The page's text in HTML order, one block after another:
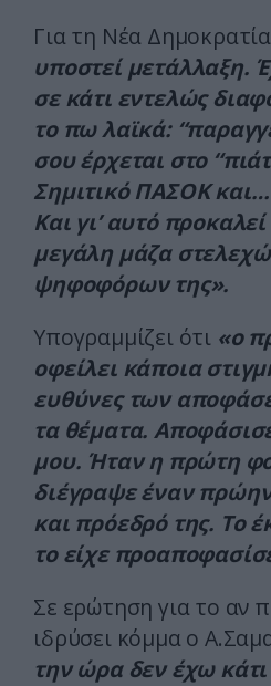
Για τη Νέα Δημοκρατία
υποστεί μετάλλαξη.
σε κάτι εντελώς
το πω λαϊκά:
σου έρχεται στο
Σημιτικό ΠΑΣΟΚ
Και γι’ αυτό
μεγάλη μάζα
ψηφοφόρων της».
Υπογραμμίζει ότι«ο
οφείλει κάποια
ευθύνες των
τα θέματα.
μου. Ήταν η πρώτη
διέγραψε έναν
και πρόεδρό της. Το
το είχε
Σε ερώτηση για το αν
ιδρύσει κόμμα ο
την ώρα δεν έχω